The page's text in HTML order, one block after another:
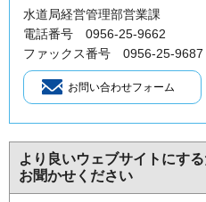
水道局経営管理部営業課
電話番号 0956-25-9662
ファックス番号 0956-25-
より良いウェブサイトにす
お聞かせください